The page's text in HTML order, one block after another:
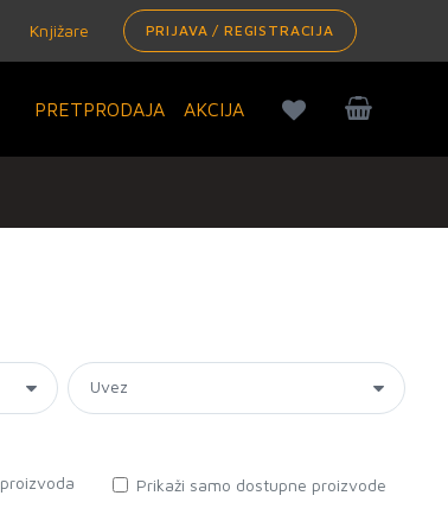
Knjižare PRIJAVA / REGISTRACIJA
PRETPRODAJA AKCIJA
proizvoda Prikaži samo dostupne proizvode